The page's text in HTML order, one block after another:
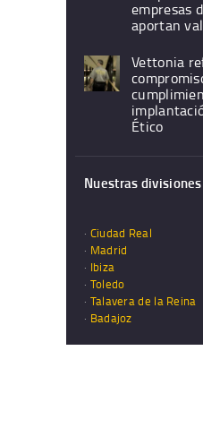
empresas
aportan
Vettonia
Ético
Nuestras divisiones
· Ciudad Real
· Madrid
· Ibiza
· Toledo
· Talavera de la Reina
· Badajoz